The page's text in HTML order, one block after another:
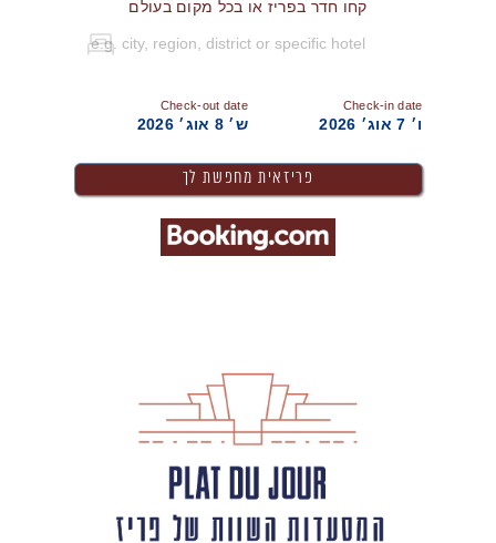
קחו חדר בפריז או בכל מקום בעולם
Check-in date
ו׳ 7 אוג׳ 2026
Check-out date
ש׳ 8 אוג׳ 2026